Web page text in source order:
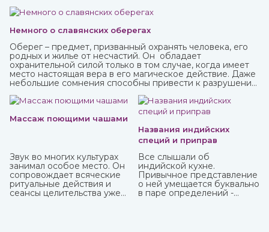
Немного о славянских оберегах
Оберег – предмет, призванный охранять человека, его
родных и жилье от несчастий. Он обладает
охранительной силой только в том случае, когда имеет
место настоящая вера в его магическое действие. Даже
небольшие сомнения способны привести к разрушению
изготавливался.
Массаж поющими чашами
Звук во многих культурах
занимал особое место. Он
сопровождает всяческие
ритуальные действия и
сеансы целительства уже
Названия индийских
специй и приправ
Все слышали об
индийской кухне.
Привычное представление
о ней умещается буквально
в паре определений -